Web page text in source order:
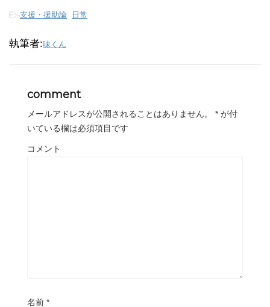
-支援・援助論, 日常
執筆者:味くん
comment
メールアドレスが公開されることはありません。 * が付
いている欄は必須項目です
コメント
名前 *